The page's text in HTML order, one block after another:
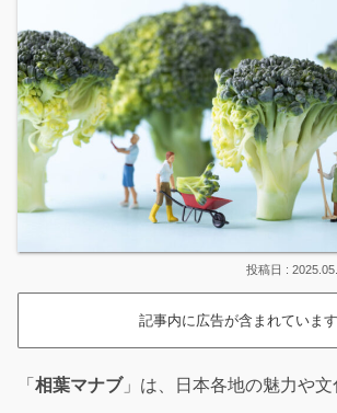
記事内に広告が含まれています
「 相葉マナブ」は、日本各地の魅力や